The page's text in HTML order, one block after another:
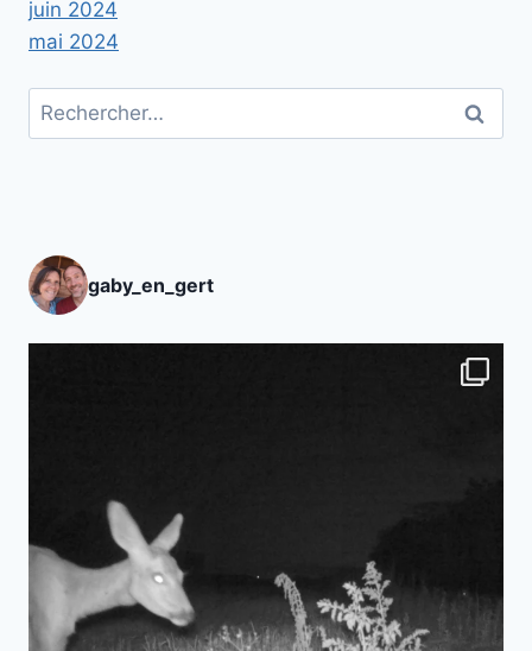
juin 2024
mai 2024
Rechercher :
gaby_en_gert